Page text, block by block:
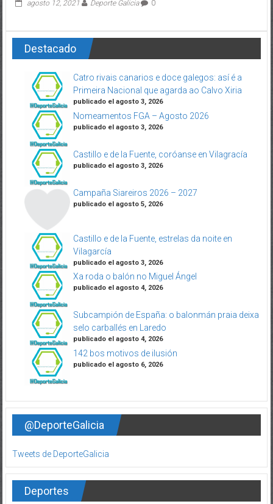
agosto 12, 2021 Deporte Galicia 0
Destacado
Catro rivais canarios e doce galegos: así é a
Primeira Nacional que agarda ao Calvo Xiria
publicado el agosto 3, 2026
Nomeamentos FGA – Agosto 2026
publicado el agosto 3, 2026
Castillo e de la Fuente, coróanse en Vilagracía
publicado el agosto 3, 2026
Campaña Siareiros 2026 – 2027
publicado el agosto 5, 2026
Castillo e de la Fuente, estrelas da noite en
Vilagarcía
publicado el agosto 3, 2026
Xa roda o balón no Miguel Ángel
publicado el agosto 4, 2026
Subcampión de España: o balonmán praia deixa
selo carballés en Laredo
publicado el agosto 4, 2026
142 bos motivos de ilusión
publicado el agosto 6, 2026
@DeporteGalicia
Tweets de DeporteGalicia
Deportes